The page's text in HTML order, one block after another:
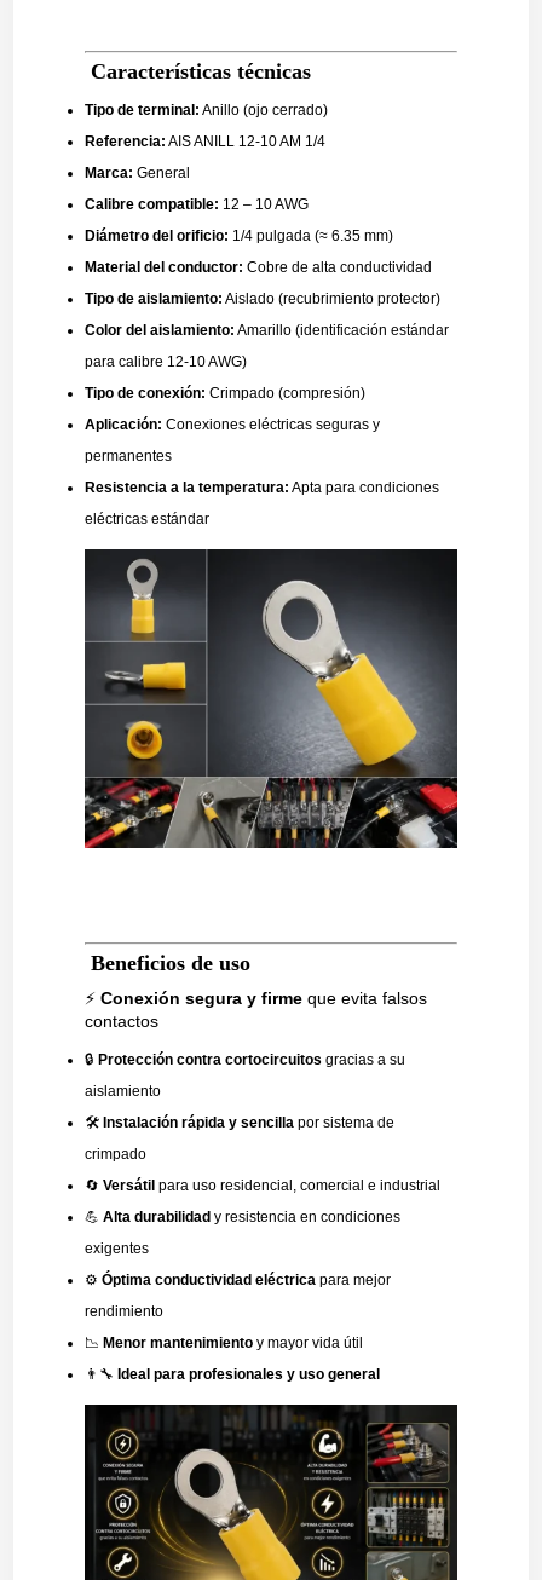
Características técnicas
Tipo de terminal: Anillo (ojo cerrado)
Referencia: AIS ANILL 12-10 AM 1/4
Marca: General
Calibre compatible: 12 – 10 AWG
Diámetro del orificio: 1/4 pulgada (≈ 6.35 mm)
Material del conductor: Cobre de alta conductividad
Tipo de aislamiento: Aislado (recubrimiento protector)
Color del aislamiento: Amarillo (identificación estándar
para calibre 12-10 AWG)
Tipo de conexión: Crimpado (compresión)
Aplicación: Conexiones eléctricas seguras y
permanentes
Resistencia a la temperatura: Apta para condiciones
eléctricas estándar
Beneficios de uso
⚡ Conexión segura y firmeque evita falsos
contactos
🔒 Protección contra cortocircuitos gracias a su
aislamiento
🛠️ Instalación rápida y sencillapor sistema de
crimpado
🔄 Versátil para uso residencial, comercial e industrial
💪 Alta durabilidad y resistencia en condiciones
exigentes
⚙️ Óptima conductividad eléctricapara mejor
rendimiento
📉 Menor mantenimientoy mayor vida útil
👨‍🔧 Ideal para profesionales y uso general